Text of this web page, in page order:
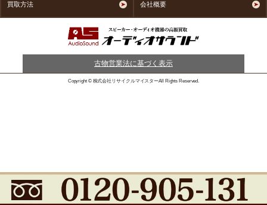
買取方法 会社概要
古物営業法に基づく表示
Copyright © 株式会社リサイクルマイスターAll Rights Reserved.